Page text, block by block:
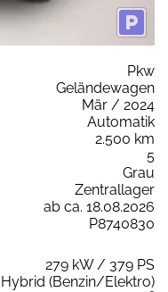
Pkw
Geländewagen
Mär / 2024
Automatik
2.500 km
5
Grau
Zentrallager
ab ca. 18.08.2026
P8740830
279 kW / 379 PS
Hybrid (Benzin/Elektro)